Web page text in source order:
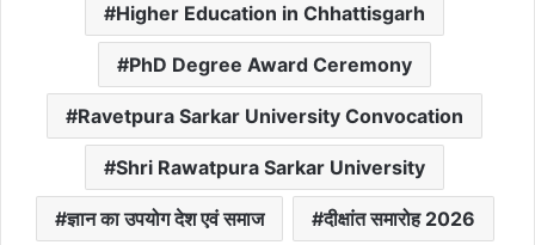
Higher Education in Chhattisgarh
PhD Degree Award Ceremony
Ravetpura Sarkar University Convocation
Shri Rawatpura Sarkar University
ज्ञान का उपयोग देश एवं समाज दीक्षांत समारोह 2026